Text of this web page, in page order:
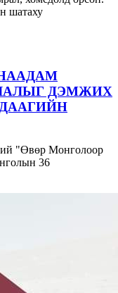
шатаху
ДЭМЖИХ
"Өвөр Монголоор
36